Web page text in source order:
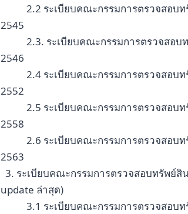
2.2 ระเบียบคณะกรรมการตรวจสอบ
2545
2.3. ระเบียบคณะกรรมการตรวจสอ
2546
2.4 ระเบียบคณะกรรมการตรวจสอบ
2552
2.5 ระเบียบคณะกรรมการตรวจสอบ
2558
2.6 ระเบียบคณะกรรมการตรวจสอบ
2563
3. ระเบียบคณะกรรมการตรวจสอบทรัพย์
update ล่าสุด)
3.1 ระเบียบคณะกรรมการตรวจสอบ